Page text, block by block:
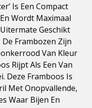
Is Een Compact
Wordt Maximaal
Geschikt
Frambozen Zijn
Van Kleur
Rijpt Als Een Van
Deze Framboos Is
Met Onopvallende,
Waar Bijen En